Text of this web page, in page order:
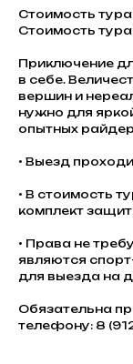
Стоимость
Стоимость
Приключение
в себе.
вершин и
нужно для
опытных
• Выезд
• В стоимость
комплект
• Права не
являются
для выезда на
Обязательна
телефону: 8